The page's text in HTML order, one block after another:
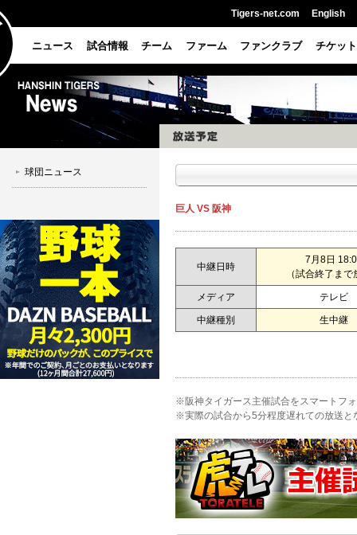
Tigers-net.com English
ニュース 試合情報 チーム ファーム ファンクラブ チケット
球団ニュース
巨人 VS 阪神
中継日時
7月8日
（試合終了まで
メディア テレビ
中継種別 生中継
※阪神タイガース主催試合をスマートフ
※実際の試合から5分程度遅れての放送と